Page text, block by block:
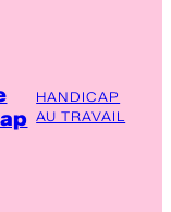
HANDICAP
AU TRAVAIL